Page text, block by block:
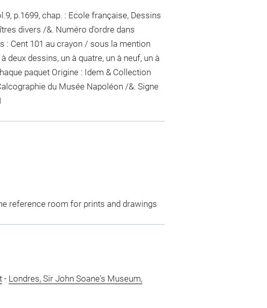
p.1699, chap. : Ecole française, Dessins
divers /&. Numéro d'ordre dans
: Cent 101 au crayon / sous la mention
dessins, un à quatre, un à neuf, un à
paquetOrigine : Idem & Collection
du Musée Napoléon /&. Signe
reference room for prints and drawings
- Londres, Sir John Soane's Museum,